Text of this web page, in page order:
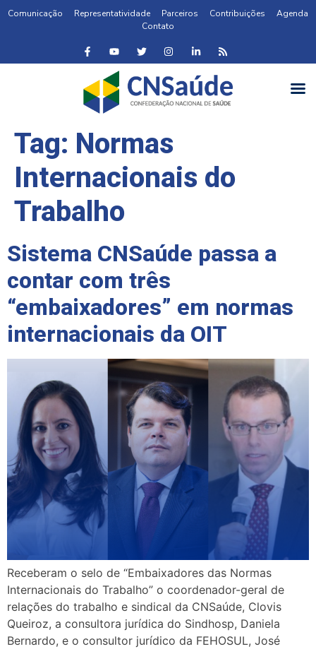
Comunicação Representatividade Parceiros Contribuições
Agenda
Contato
Tag: Normas
Internacionais do
Trabalho
Sistema CNSaúde passa a
contar com três
“embaixadores” em normas
internacionais da OIT
Receberam o selo de “Embaixadores das Normas
Internacionais do Trabalho” o coordenador-geral de
relações do trabalho e sindical da CNSaúde, Clovis
Queiroz, a consultora jurídica do Sindhosp, Daniela
Bernardo, e o consultor jurídico da FEHOSUL, José